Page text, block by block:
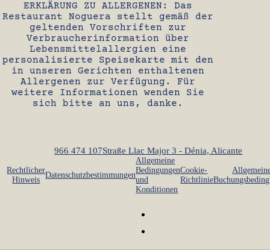
ERKLÄRUNG ZU ALLERGENEN: Das
Restaurant Noguera stellt gemäß der
geltenden Vorschriften zur
Verbraucherinformation über
Lebensmittelallergien eine
personalisierte Speisekarte mit den
in unseren Gerichten enthaltenen
Allergenen zur Verfügung. Für
weitere Informationen wenden Sie
sich bitte an uns, danke.
966 474 107Straße Llac Major 3 - Dénia, Alicante
Rechtlicher
Hinweis
Datenschutzbestimmungen
Allgemeine
Bedingungen
und
Konditionen
Cookie-
Richtlinie